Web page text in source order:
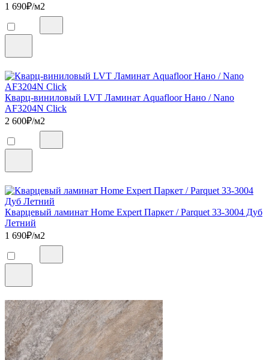
1 690₽/м2
Кварц-виниловый LVT Ламинат Aquafloor Нано / Nano
AF3204N Click
2 600₽/м2
Кварцевый ламинат Home Expert Паркет / Parquet 33-3004 Дуб
Летний
1 690₽/м2